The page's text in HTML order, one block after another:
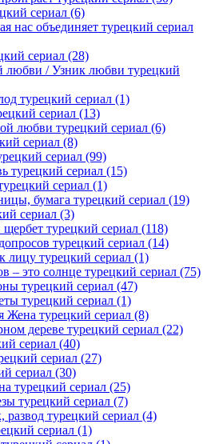
сериал (6)
нас объединяет турецкий сериал
сериал (28)
любви / Узник любви турецкий
турецкий сериал (1)
сериал (13)
любви турецкий сериал (6)
сериал (8)
сериал (99)
турецкий сериал (15)
сериал (1)
бумага турецкий сериал (19)
сериал (3)
турецкий сериал (118)
турецкий сериал (14)
лицу турецкий сериал (1)
– это солнце турецкий сериал (75)
турецкий сериал (47)
турецкий сериал (1)
Жена турецкий сериал (8)
дереве турецкий сериал (22)
сериал (40)
сериал (27)
сериал (30)
турецкий сериал (25)
турецкий сериал (7)
развод турецкий сериал (4)
сериал (1)